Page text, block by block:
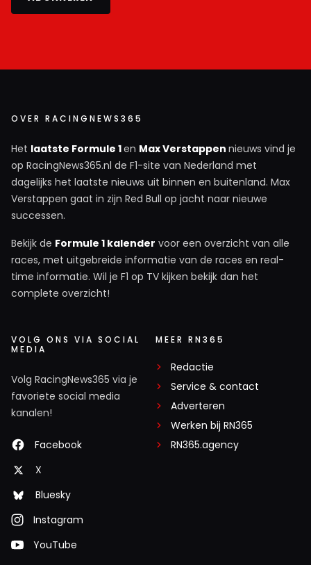
OVER RACINGNEWS365
Het laatste Formule 1en Max Verstappen nieuws vind je
op RacingNews365.nl de F1-site van Nederland met
dagelijks het laatste nieuws uit binnen en buitenland. Max
Verstappen gaat in zijn Red Bull op jacht naar nieuwe
successen.
Bekijk de Formule 1 kalender voor een overzicht van alle
races, met uitgebreide informatie van de races en real-
time informatie. Wil je F1 op TV kijken bekijk dan het
complete overzicht!
VOLG ONS VIA SOCIAL
MEDIA
Volg RacingNews365 via je
favoriete social media
kanalen!
Facebook
X
Bluesky
Instagram
YouTube
MEER RN365
Redactie
Service & contact
Adverteren
Werken bij RN365
RN365.agency